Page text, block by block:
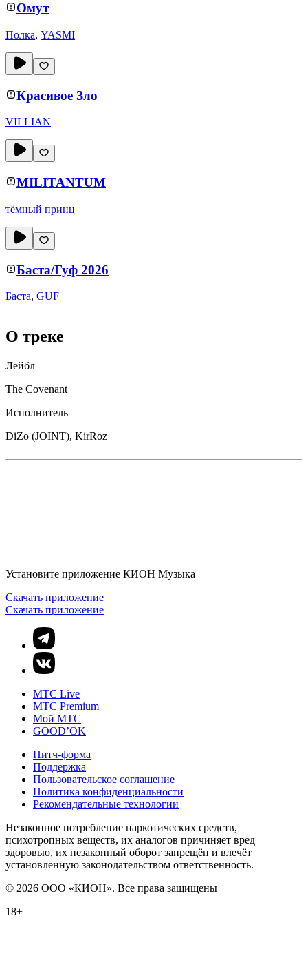
Омут
Полка, YASMI
Красивое Зло
VILLIAN
MILITANTUM
тёмный принц
Баста/Гуф 2026
Баста, GUF
О треке
Лейбл
The Covenant
Исполнитель
DiZo (JOINT), KirRoz
Установите приложение КИОН Музыка
Скачать приложение
Скачать приложение
MTС Live
MTС Premium
Мой МТС
GOOD’OK
Питч-форма
Поддержка
Пользовательское соглашение
Политика конфиденциальности
Рекомендательные технологии
Незаконное потребление наркотических средств,
психотропных веществ, их аналогов причиняет вред
здоровью, их незаконный оборот запрещён и влечёт
установленную законодательством ответственность.
© 2026 ООО «КИОН». Все права защищены
18+